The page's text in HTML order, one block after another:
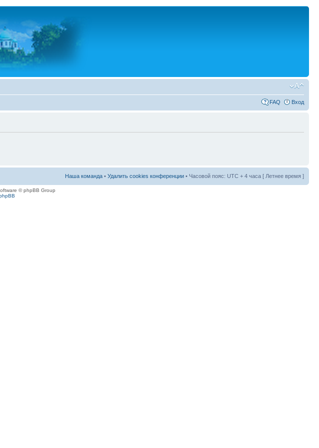
FAQ Вход
Наша команда • Удалить cookies конференции • Часовой пояс: UTC + 4 часа [ Летнее время ]
© phpBB Group